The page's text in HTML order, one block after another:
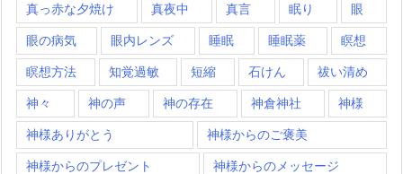
真っ赤な夕焼け 真夜中 真言 眠り 眼
眼の病気 眼内レンズ 睡眠 睡眠薬 瞑想
瞑想方法 知覚過敏 短縮 石けん 祓い清め
神々 神の声 神の存在 神倉神社 神様
神様ありがとう 神様からのご褒美
神様からのプレゼント 神様からのメッセージ